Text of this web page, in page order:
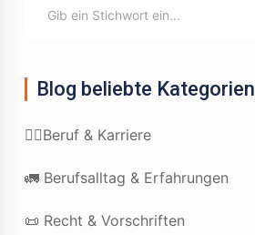
Blog beliebte Kategorien
👷‍♂️Beruf & Karriere
🚛 Berufsalltag & Erfahrungen
📜 Recht & Vorschriften